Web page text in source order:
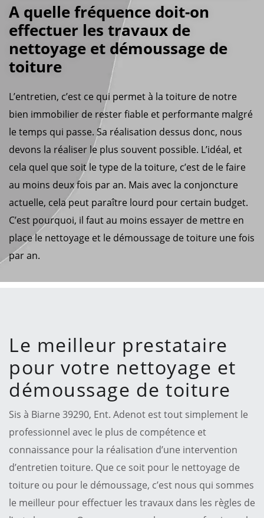
A quelle fréquence doit-on
effectuer les travaux de
nettoyage et démoussage de
toiture
L’entretien, c’est ce qui permet à la toiture de notre
bien immobilier de rester fiable et performante malgré
le temps qui passe. Sa réalisation dessus donc, nous
devons la réaliser le plus souvent possible. L’idéal, et
cela quel que soit le type de la toiture, c’est de le faire
au moins deux fois par an. Mais avec la conjoncture
actuelle, cela peut paraître lourd pour certain budget.
C’est pourquoi, il faut au moins essayer de mettre en
place le nettoyage et le démoussage de toiture une fois
par an.
Le meilleur prestataire
pour votre nettoyage et
démoussage de toiture
Sis à Biarne 39290, Ent. Adenot est tout simplement le
professionnel avec le plus de compétence et
connaissance pour la réalisation d’une intervention
d’entretien toiture. Que ce soit pour le nettoyage de
toiture ou pour le démoussage, c’est nous qui sommes
le meilleur pour effectuer les travaux dans les règles de